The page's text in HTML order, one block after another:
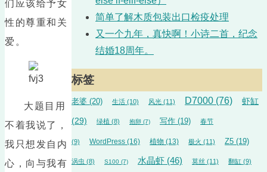
们应该给予女
性的尊重和关
爱。
大题目用
不着我说了，
我只想发自内
心，向与我有
简单了解木质包装出口检疫处理
又一个九年，真快啊！小诗二首，纪念
结婚18周年。
标签
老婆 (20) 生活 (10) 风光 (11) D7000 (76) 虾缸
(29) 绿植 (8) 抱卵 (7) 写作 (19) 春节
(9) WordPress (16) 植物 (13) 极火 (11) Z5 (19)
涡虫 (8) S100 (7) 水晶虾 (46) 莫丝 (11) 翻缸 (9)